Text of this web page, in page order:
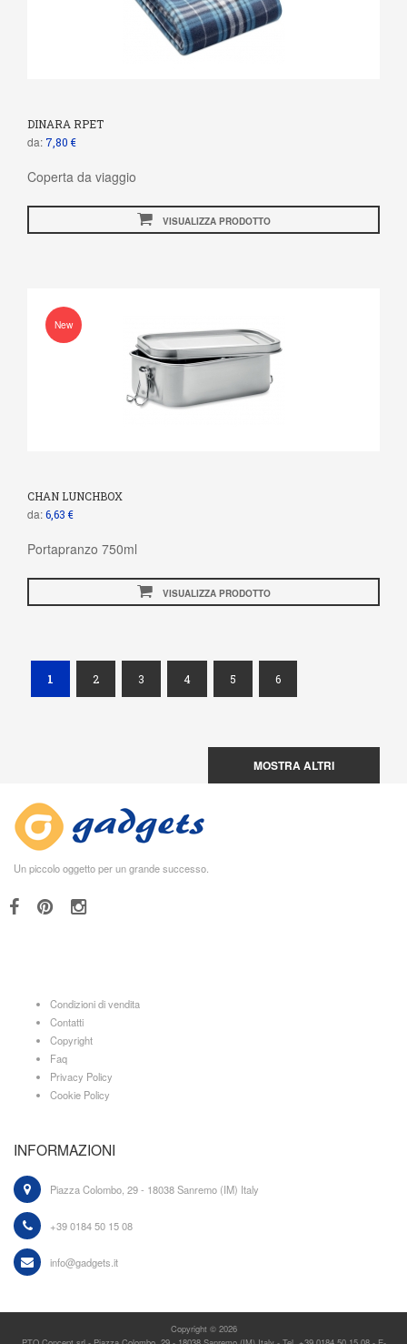
DINARA RPET
da: 7,80 €
Coperta da viaggio
VISUALIZZA PRODOTTO
New
CHAN LUNCHBOX
da:6,63 €
Portapranzo 750ml
VISUALIZZA PRODOTTO
1 (current)2 3 4 5 6
MOSTRA ALTRI
Un piccolo oggetto per un grande successo.
Condizioni di vendita
Contatti
Copyright
Faq
Privacy Policy
Cookie Policy
INFORMAZIONI
Piazza Colombo, 29 - 18038 Sanremo (IM) Italy
+39 0184 50 15 08
info@gadgets.it
Copyright © 2026